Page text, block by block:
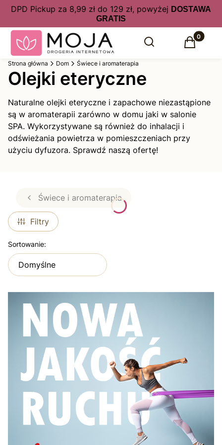
DPD Pickup za 8,99 zł do 129 zł, powyżej DOSTAWA
GRATIS
Otwórz wyszukiwarkę
Szukaj Produkty
Koszyk
Strona główna Dom Świece i aromaterapia
Olejki eteryczne
Naturalne olejki eteryczne i zapachowe niezastąpione
są w aromaterapii zarówno w domu jaki w salonie
SPA. Wykorzystywane są również do inhalacji i
odświeżania powietrza w pomieszczeniach przy
użyciu dyfuzora. Sprawdź naszą ofertę!
Świece i aromaterapia
Filtry
Lista produktów
Sortowanie:
Domyślne